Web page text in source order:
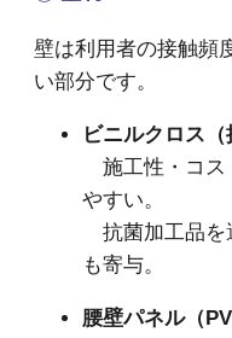
壁は利用者の接触頻
い部分です。
ビニルクロス（
施工性・コス
やすい。
抗菌加工品を
も寄与。
腰壁パネル（